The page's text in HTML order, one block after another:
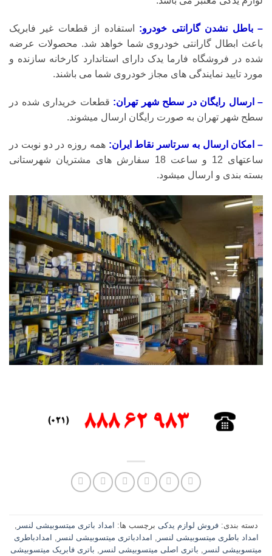
– باطل نشدن گارانتی خودرو: استفاده از قطعات غیر فابریک
باعث ابطال گارانتی خودروی شما خواهد شد. محصولات عرضه
شده در فروشگاه فارما یدک دارای استاندارد کارخانه سازنده و
مورد تایید نمایندگی های مجاز خودروی شما می باشند.
– ارسال رایگان در سطح شهر تهران: قطعات خریداری شده در
سطح شهر تهران به صورت رایگان ارسال میشوند.
– امکان ارسال به سرتاسر نقاط ایران: همه روزه در دو نوبت در
ساعتهای 12 و ساعت 18 سفارش های مشتریان شهرستانی
بسته بندی و ارسال میشود.
دسته بندی:فروش لوازم یدکی برچسب ها: امداد باتری میتسوبیشی لنسر
امداد باطری میتسوبیشی لنسر
امدادباتری میتسوبیشی لنسر
امدادباطری
میتسوبیشی لنسر
باتری اصلی میتسوبیشی لنسر
باتری فابریک میتسوبیشی